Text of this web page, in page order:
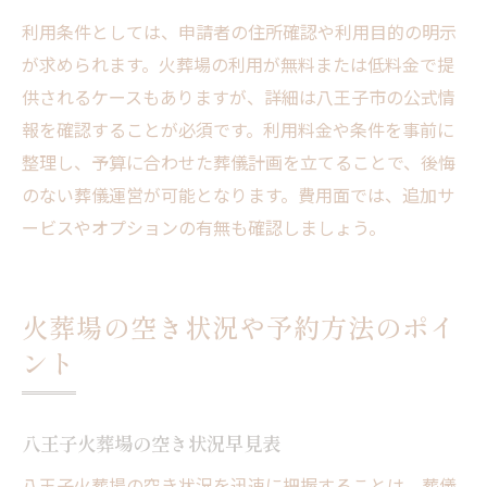
利用条件としては、申請者の住所確認や利用目的の明示
が求められます。火葬場の利用が無料または低料金で提
供されるケースもありますが、詳細は八王子市の公式情
報を確認することが必須です。利用料金や条件を事前に
整理し、予算に合わせた葬儀計画を立てることで、後悔
のない葬儀運営が可能となります。費用面では、追加サ
ービスやオプションの有無も確認しましょう。
火葬場の空き状況や予約方法のポイ
ント
八王子火葬場の空き状況早見表